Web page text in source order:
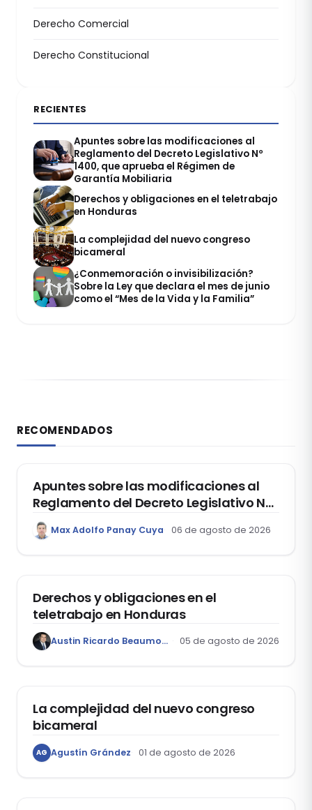
Derecho Comercial
Derecho Constitucional
RECIENTES
Apuntes sobre las modificaciones al
Reglamento del Decreto Legislativo Nº
1400, que aprueba el Régimen de
Garantía Mobiliaria
Derechos y obligaciones en el teletrabajo
en Honduras
La complejidad del nuevo congreso
bicameral
¿Conmemoración o invisibilización?
Sobre la Ley que declara el mes de junio
como el “Mes de la Vida y la Familia”
RECOMENDADOS
DERECHO REGISTRAL
Apuntes sobre las modificaciones al
Reglamento del Decreto Legislativo Nº
1400, que aprueba el Régimen de
Garantía Mobiliaria
Max Adolfo Panay Cuya 06 de agosto de 2026
Derechos y obligaciones en el
teletrabajo en Honduras
Austin Ricardo Beaumont Rivera 05 de agosto de 2026
La complejidad del nuevo congreso
bicameral
AG Agustín Grández 01 de agosto de 2026